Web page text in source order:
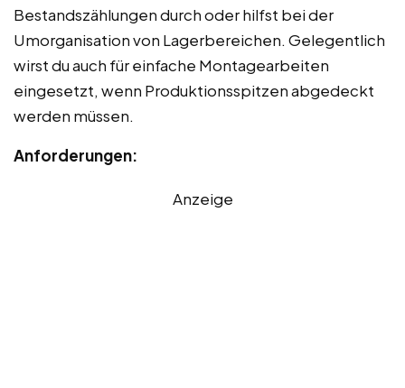
Bestandszählungen durch oder hilfst bei der
Umorganisation von Lagerbereichen. Gelegentlich
wirst du auch für einfache Montagearbeiten
eingesetzt, wenn Produktionsspitzen abgedeckt
werden müssen.
Anforderungen:
Anzeige